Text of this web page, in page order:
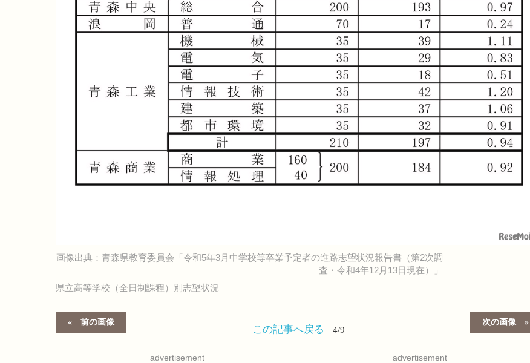
画像出典：青森県教育委員会「令和5年3月中学校等卒業予定者の進路志望状況報告書（第2次調
査・令和4年12月13日現在）」
県立高等学校（全日制課程）別志望状況
前の画像 次の画像
この記事へ戻る 4/9
advertisement advertisement